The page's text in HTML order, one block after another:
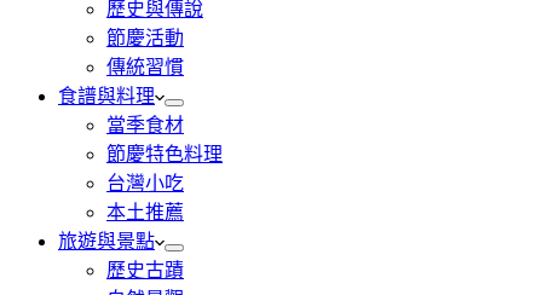
歷史與傳說
節慶活動
傳統習慣
食譜與料理
當季食材
節慶特色料理
台灣小吃
本土推薦
旅遊與景點
歷史古蹟